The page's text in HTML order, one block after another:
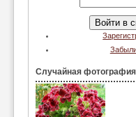
Случайная фотография